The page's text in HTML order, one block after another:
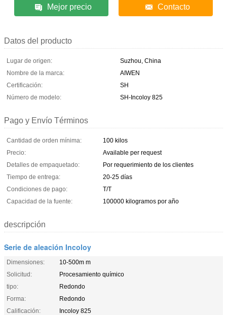
Mejor precio Contacto
Datos del producto
Lugar de origen:
Suzhou, China
Nombre de la marca:
AIWEN
Certificación:
SH
Número de modelo:
SH-Incoloy 825
Pago y Envío Términos
Cantidad de orden mínima:
100 kilos
Precio:
Available per request
Detalles de empaquetado:
Por requerimiento de los clientes
Tiempo de entrega:
20-25 días
Condiciones de pago:
T/T
Capacidad de la fuente:
100000 kilogramos por año
descripción
Serie de aleación Incoloy
Dimensiones:
10-500m m
Solicitud:
Procesamiento químico
tipo:
Redondo
Forma:
Redondo
Calificación:
Incoloy 825